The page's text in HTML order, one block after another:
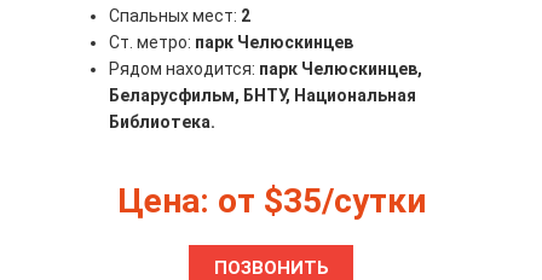
Спальных мест: 2
Ст. метро: парк Челюскинцев
Рядом находится: парк Челюскинцев,
Беларусфильм, БНТУ, Национальная
Библиотека.
Цена: от $35/сутки
ПОЗВОНИТЬ